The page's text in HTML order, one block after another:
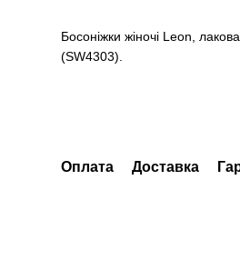
Босоніжки жіночі Leon,
(SW4303).
Оплата Доставка